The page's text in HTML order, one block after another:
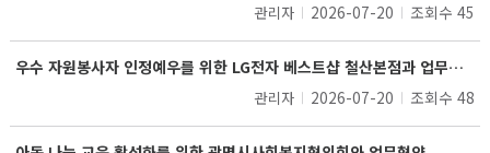
조회수 45
2026-07-20
관리자
우수 자원봉사자 인정예우를 위한 LG전자 베스트샵 철산본점과 업무협약
조회수 48
2026-07-20
관리자